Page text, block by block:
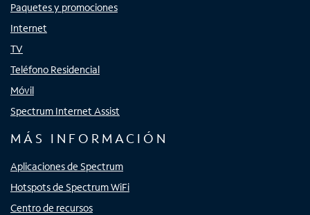
Paquetes y promociones
Internet
TV
Teléfono Residencial
Móvil
Spectrum Internet Assist
MÁS INFORMACIÓN
Aplicaciones de Spectrum
Hotspots de Spectrum WiFi
Centro de recursos